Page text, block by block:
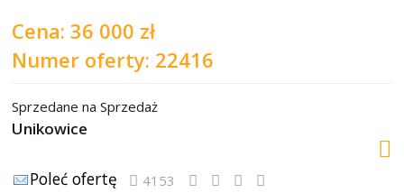
Cena: 36 000 zł
Numer oferty: 22416
Sprzedane na Sprzedaż
Unikowice
Poleć ofertę 4153